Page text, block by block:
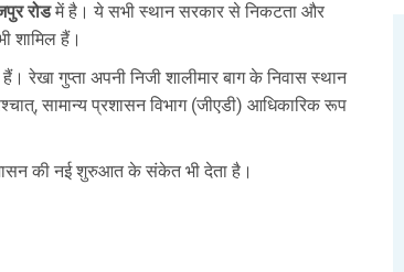
रोडमें है। ये सभी स्थान सरकार से निकटता और
शामिल हैं।
रेखा गुप्ता अपनी निजी शालीमार बाग के निवास स्थान
सामान्य प्रशासन विभाग (जीएडी) आधिकारिक रूप
की नई शुरुआत के संकेत भी देता है।